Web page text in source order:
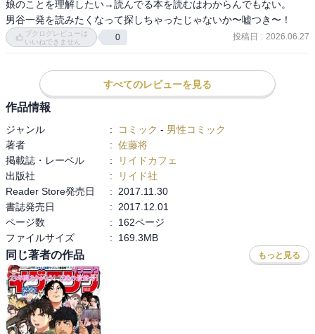
本のストーリーのイメージによって絵柄も変えているところが器用
だな、と思う。
娘のことを理解したい→読んでる本を読むはわからんでもない。
男谷一発を読みたくなって探しちゃったじゃないか〜嘘つき〜！
ブクログレビューは
いいねできません
0 投稿日 : 2026.06.27
すべてのレビューを見る
作品情報
ジャンル : コミック - 男性コミック
著者
: 佐藤将
掲載誌・レーベル
:
リイドカフェ
出版社
:
リイド社
Reader Store発売日
:
2017.11.30
書誌発売日
:
2017.12.01
ページ数
:
162ページ
ファイルサイズ
: 169.3MB
同じ著者の作品 もっと見る